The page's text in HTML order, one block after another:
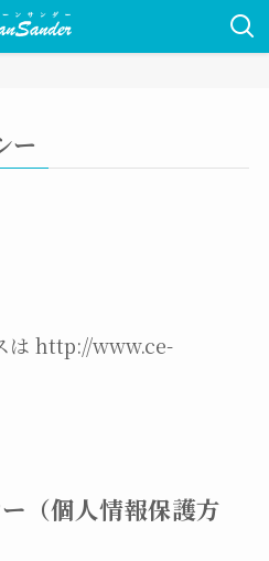
ー
は http://www.ce-
（個人情報保護方